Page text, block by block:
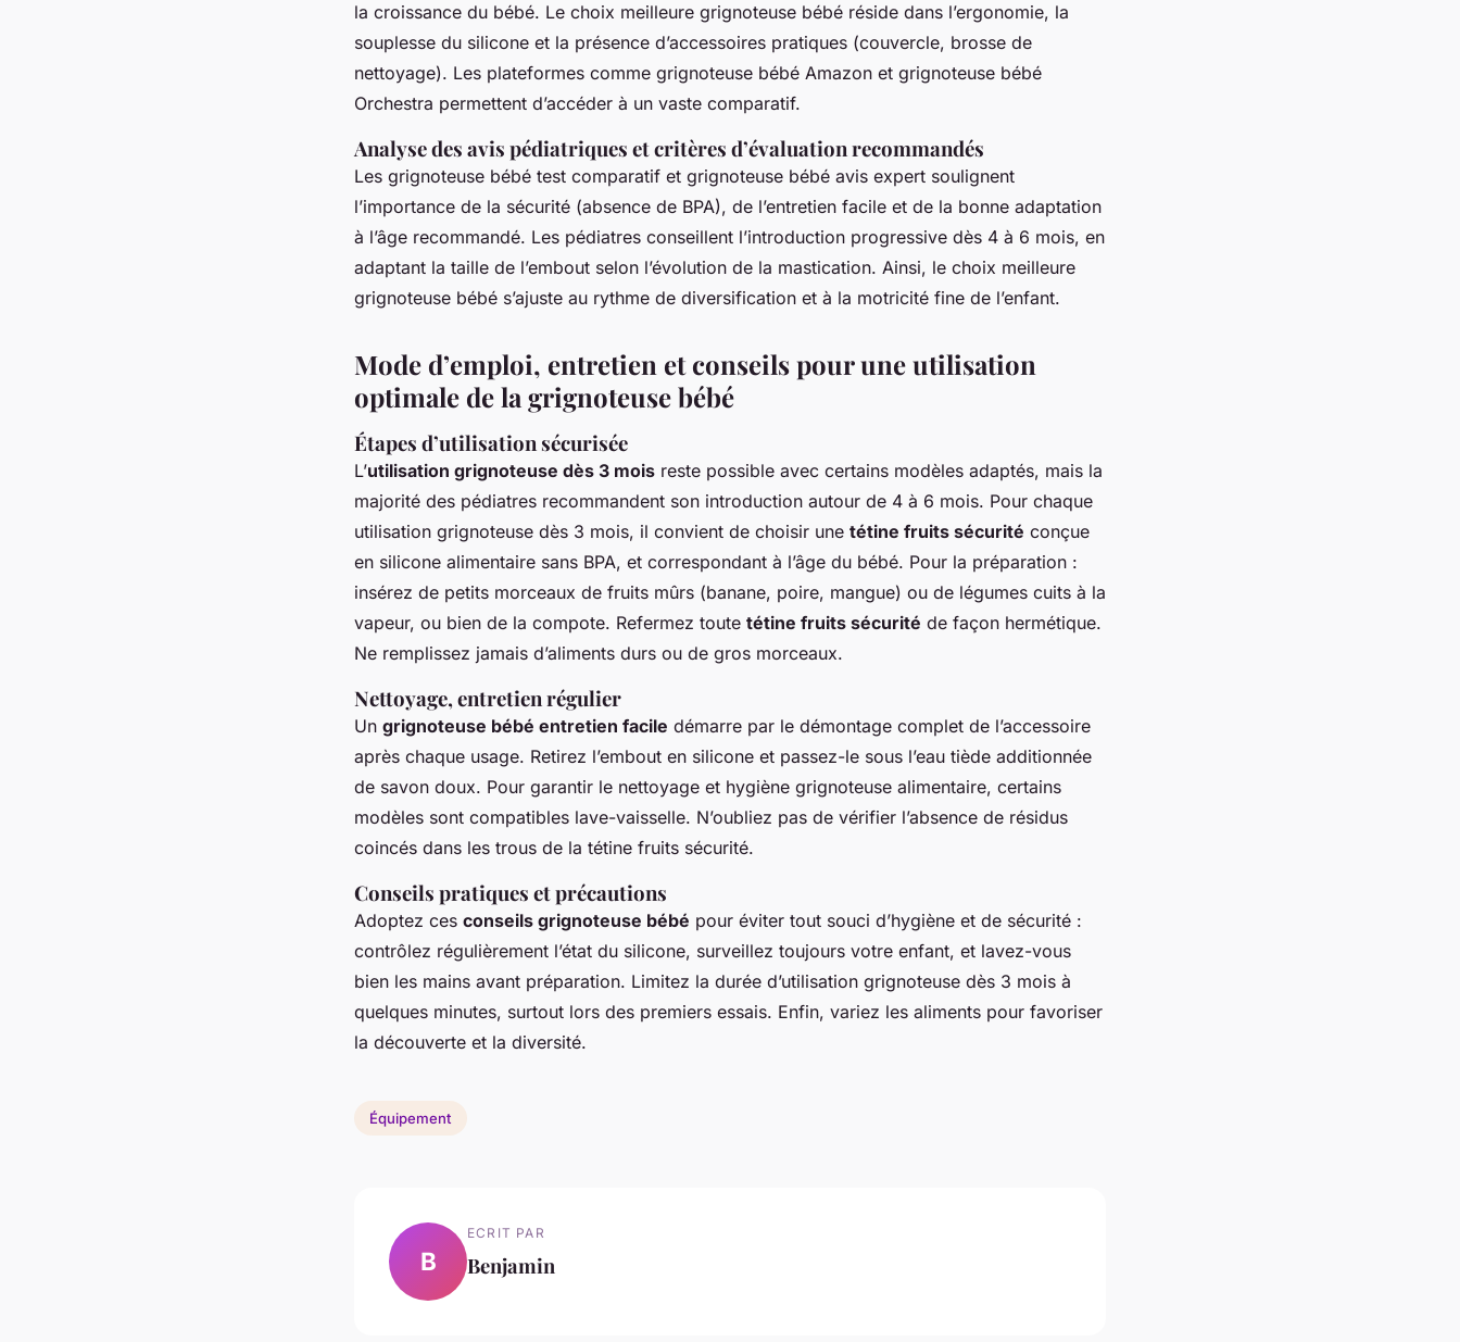
la croissance du bébé. Le choix meilleure grignoteuse bébé réside dans l’ergonomie, la
souplesse du silicone et la présence d’accessoires pratiques (couvercle, brosse de
nettoyage). Les plateformes comme grignoteuse bébé Amazon et grignoteuse bébé
Orchestra permettent d’accéder à un vaste comparatif.
Analyse des avis pédiatriques et critères d’évaluation recommandés
Les grignoteuse bébé test comparatif et grignoteuse bébé avis expert soulignent
l’importance de la sécurité (absence de BPA), de l’entretien facile et de la bonne adaptation
à l’âge recommandé. Les pédiatres conseillent l’introduction progressive dès 4 à 6 mois, en
adaptant la taille de l’embout selon l’évolution de la mastication. Ainsi, le choix meilleure
grignoteuse bébé s’ajuste au rythme de diversification et à la motricité fine de l’enfant.
Mode d’emploi, entretien et conseils pour une utilisation
optimale de la grignoteuse bébé
Étapes d’utilisation sécurisée
L’utilisation grignoteuse dès 3 mois reste possible avec certains modèles adaptés, mais la
majorité des pédiatres recommandent son introduction autour de 4 à 6 mois. Pour chaque
utilisation grignoteuse dès 3 mois, il convient de choisir une tétine fruits sécurité conçue
en silicone alimentaire sans BPA, et correspondant à l’âge du bébé. Pour la préparation :
insérez de petits morceaux de fruits mûrs (banane, poire, mangue) ou de légumes cuits à la
vapeur, ou bien de la compote. Refermez toute tétine fruits sécurité de façon hermétique.
Ne remplissez jamais d’aliments durs ou de gros morceaux.
Nettoyage, entretien régulier
Un grignoteuse bébé entretien facile démarre par le démontage complet de l’accessoire
après chaque usage. Retirez l’embout en silicone et passez-le sous l’eau tiède additionnée
de savon doux. Pour garantir le nettoyage et hygiène grignoteuse alimentaire, certains
modèles sont compatibles lave-vaisselle. N’oubliez pas de vérifier l’absence de résidus
coincés dans les trous de la tétine fruits sécurité.
Conseils pratiques et précautions
Adoptez ces conseils grignoteuse bébé pour éviter tout souci d’hygiène et de sécurité :
contrôlez régulièrement l’état du silicone, surveillez toujours votre enfant, et lavez-vous
bien les mains avant préparation. Limitez la durée d’utilisation grignoteuse dès 3 mois à
quelques minutes, surtout lors des premiers essais. Enfin, variez les aliments pour favoriser
la découverte et la diversité.
Équipement
B
ECRIT PAR
Benjamin